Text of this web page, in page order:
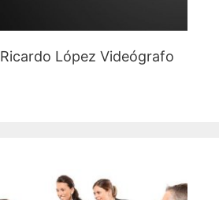
Ricardo López Videógrafo